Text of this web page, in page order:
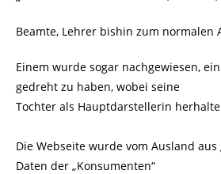
Beamte, Lehrer bishin zum normalen
Einem wurde sogar nachgewiesen,
gedreht zu haben, wobei seine
Tochter als Hauptdarstellerin
Die Webseite wurde vom Ausland
Daten der „Konsumenten“